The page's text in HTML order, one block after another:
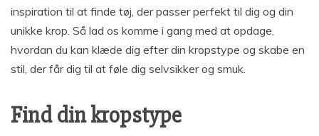
inspiration til at finde tøj, der passer perfekt til dig og din
unikke krop. Så lad os komme i gang med at opdage,
hvordan du kan klæde dig efter din kropstype og skabe en
stil, der får dig til at føle dig selvsikker og smuk.
Find din kropstype